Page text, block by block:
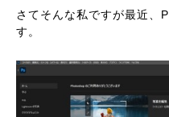
さてそんな私ですが最近、
す。